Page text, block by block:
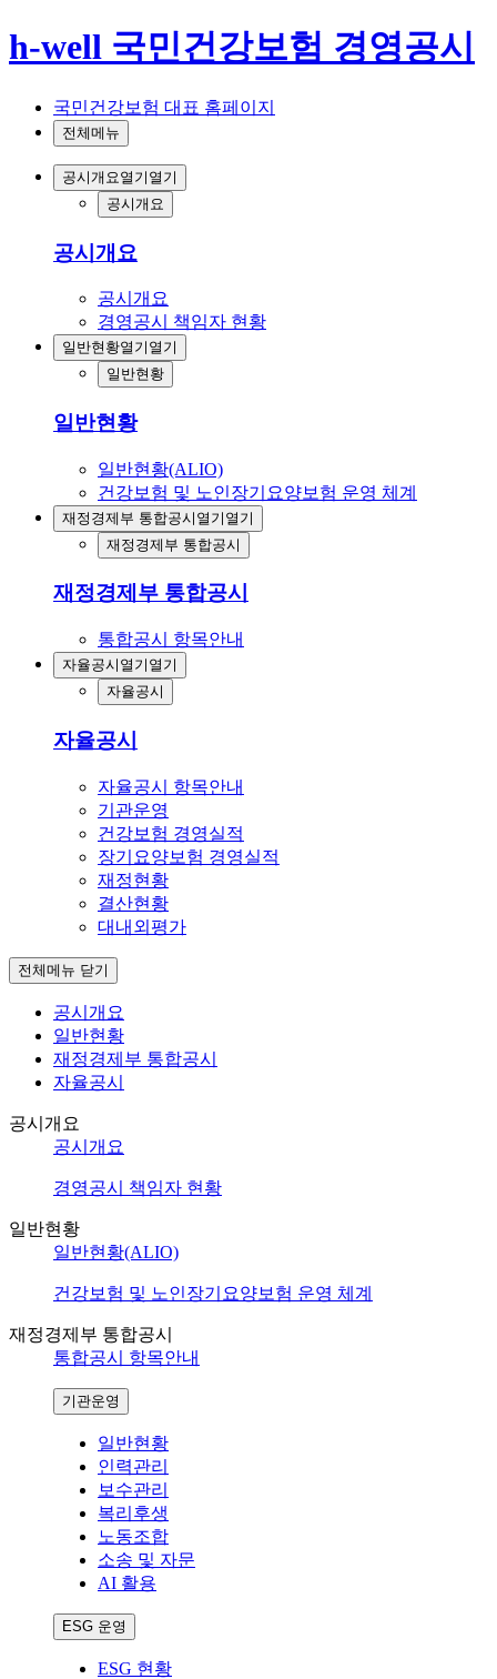
h-well 국민건강보험 경영공시
국민건강보험 대표 홈페이지
전체메뉴
공시개요 열기 열기
공시개요
공시개요
공시개요
경영공시 책임자 현황
일반현황열기 열기
일반현황
일반현황
일반현황(ALIO)
건강보험 및 노인장기요양보험 운영 체계
재정경제부 통합공시 열기 열기
재정경제부 통합공시
재정경제부 통합공시
통합공시 항목안내
자율공시 열기 열기
자율공시
자율공시
자율공시 항목안내
기관운영
건강보험 경영실적
장기요양보험 경영실적
재정현황
결산현황
대내외평가
전체메뉴 닫기
공시개요
일반현황
재정경제부 통합공시
자율공시
공시개요
공시개요
경영공시 책임자 현황
일반현황
일반현황(ALIO)
건강보험 및 노인장기요양보험 운영 체계
재정경제부 통합공시
통합공시 항목안내
기관운영
일반현황
인력관리
보수관리
복리후생
노동조합
소송 및 자문
AI 활용
ESG 운영
ESG 현황